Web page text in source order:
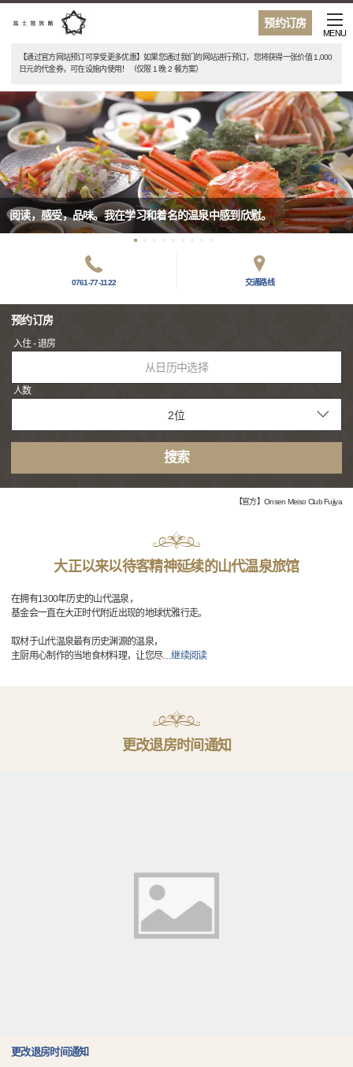
预约订房
MENU
【通过官方网站预订可享受更多优惠】如果您通过我们的网站进行预订，您将获得一张价值 1,000
日元的代金券，可在设施内使用！（仅限 1 晚 2 餐方案）
阅读，感受，品味。我在学习和着名的温泉中感到欣慰。
0761-77-1122 交通路线
预约订房
入住 - 退房
从日历中选择
人数
搜索
【官方】Onsen Meiso Club Fujiya
大正以来以待客精神延续的山代温泉旅馆
在拥有1300年历史的山代温泉，
基金会一直在大正时代附近出现的地球优雅行走。
取材于山代温泉最有历史渊源的温泉，
主厨用心制作的当地食材料理，让您尽…继续阅读
更改退房时间通知
更改退房时间通知